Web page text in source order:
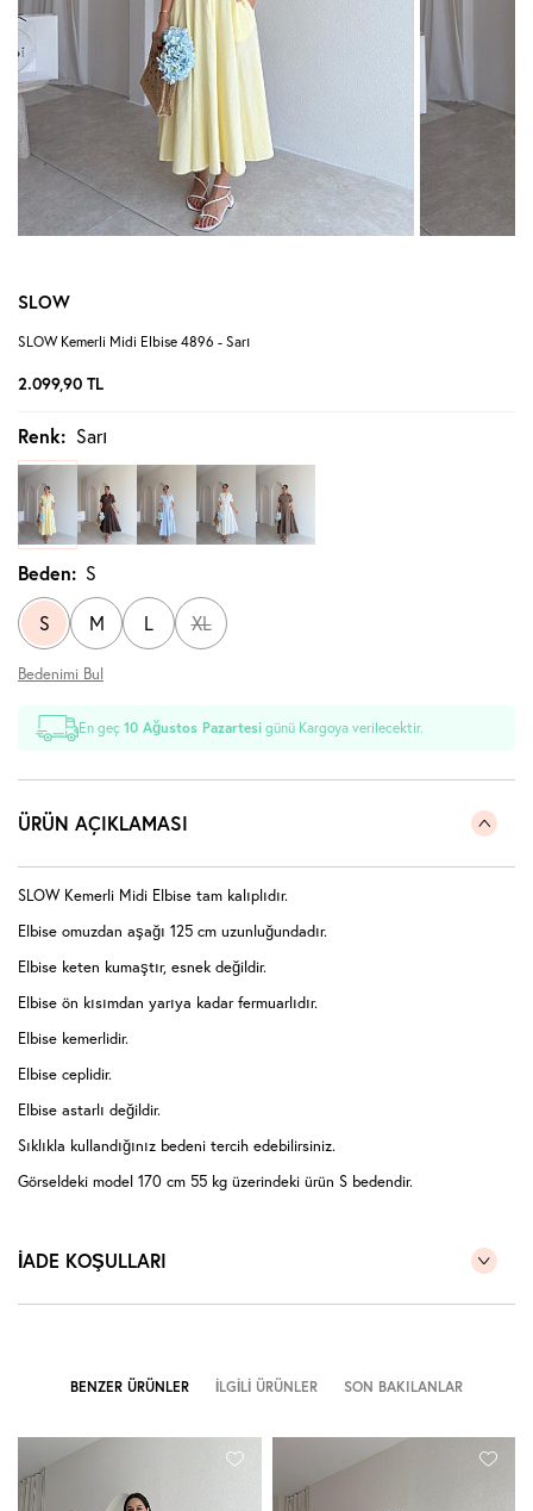
SLOW
SLOW Kemerli Midi Elbise 4896 - Sarı
2.099,90 TL
Renk: Sarı
Beden: S
S M L XL
Bedenimi Bul
En geç10 Ağustos Pazartesi günü Kargoya verilecektir.
ÜRÜN AÇIKLAMASI
SLOW Kemerli Midi Elbise tam kalıplıdır.
Elbise omuzdan aşağı 125 cm uzunluğundadır.
Elbise keten kumaştır, esnek değildir.
Elbise ön kısımdan yarıya kadar fermuarlıdır.
Elbise kemerlidir.
Elbise ceplidir.
Elbise astarlı değildir.
Sıklıkla kullandığınız bedeni tercih edebilirsiniz.
Görseldeki model 170 cm 55 kg üzerindeki ürün S bedendir.
İADE KOŞULLARI
BENZER ÜRÜNLER İLGILI ÜRÜNLER SON BAKILANLAR